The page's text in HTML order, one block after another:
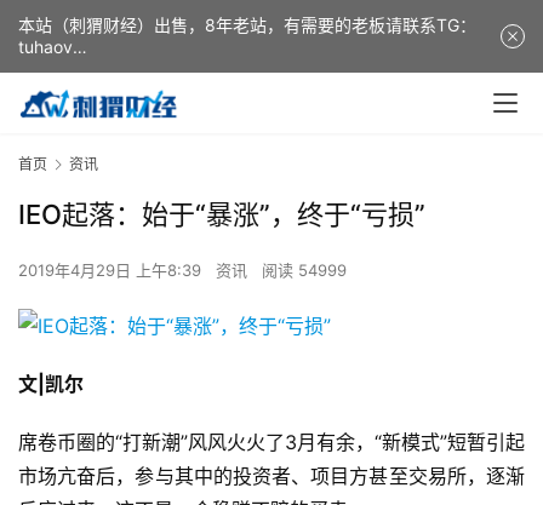
首页 资讯
IEO起落：始于“暴涨”，终于“亏损”
2019年4月29日 上午8:39 资讯 阅读 54999
文|凯尔
席卷币圈的“打新潮”风风火火了3月有余，“新模式”短暂引起
市场亢奋后，参与其中的投资者、项目方甚至交易所，逐渐
本站（刺猬财经）出售，8年老站，有需要的老板请联系TG：
tuhaov
This website (ciweicaijing) is for sale. It is a 8-year-old
website. If you need it, please contact TG: tuhaov